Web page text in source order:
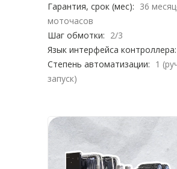
Гарантия, срок (мес): 36
моточасов
Шаг обмотки: 2/3
Язык интерфейса контроллера:
Степень автоматизации: 1
запуск)